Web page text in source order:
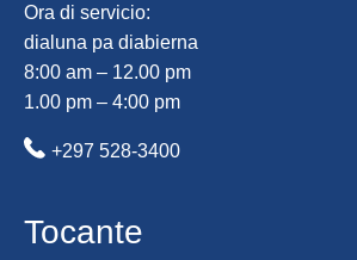
Ora di servicio:
dialuna pa diabierna
8:00 am – 12.00 pm
1.00 pm – 4:00 pm
+297 528-3400
Tocante